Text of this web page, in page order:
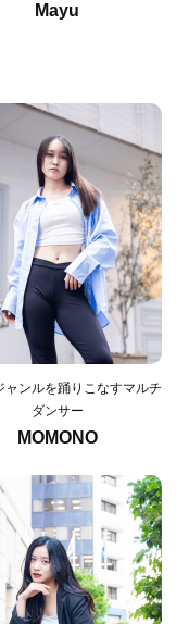
Mayu
ャンルを踊りこなすマルチ
ダンサー
MOMONO